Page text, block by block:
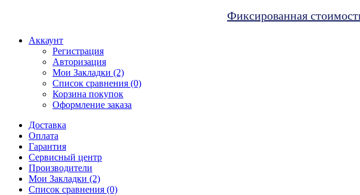
Фиксированная
Аккаунт
Регистрация
Авторизация
Мои Закладки (2)
Список сравнения (0)
Корзина покупок
Оформление заказа
Доставка
Оплата
Гарантия
Сервисный центр
Производители
Мои Закладки (2)
Список сравнения (0)